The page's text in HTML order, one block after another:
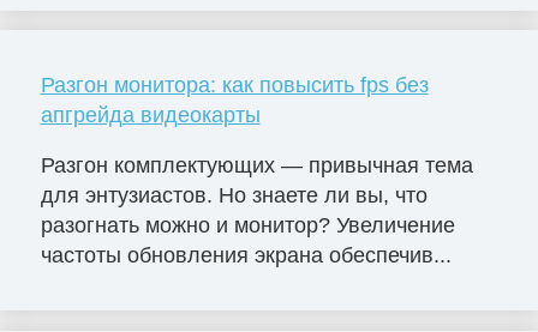
Разгон монитора: как повысить fps без
апгрейда видеокарты
Разгон комплектующих — привычная тема
для энтузиастов. Но знаете ли вы, что
разогнать можно и монитор? Увеличение
частоты обновления экрана обеспечив...